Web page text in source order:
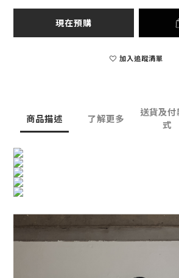
現在預購
加入追蹤清單
商品描述 了解更多
送貨及付
式